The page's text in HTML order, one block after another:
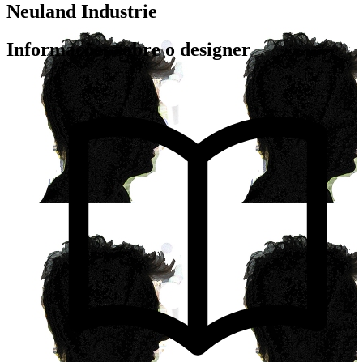
Neuland Industrie
Informações sobre o designer